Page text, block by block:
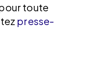
toute
presse-